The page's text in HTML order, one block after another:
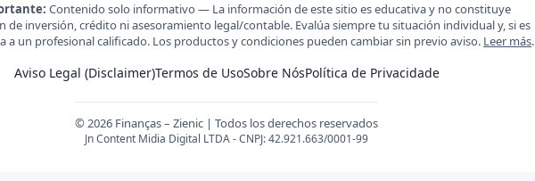
Contenido solo informativo — La información de este sitio es educativa y no constituye
de inversión, crédito ni asesoramiento legal/contable. Evalúa siempre tu situación individual y, si es
a un profesional calificado. Los productos y condiciones pueden cambiar sin previo aviso. Leer más.
Aviso Legal (Disclaimer)Termos de UsoSobre NósPolítica de Privacidade
© 2026 Finanças – Zienic | Todos los derechos reservados
Jn Content Midia Digital LTDA - CNPJ: 42.921.663/0001-99